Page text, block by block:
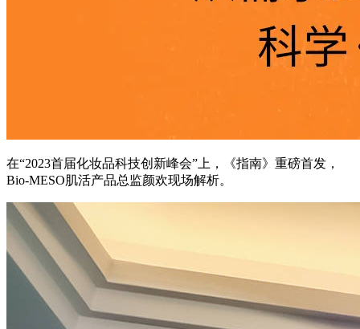
在“2023首届化妆品科技创新峰会”上，《指南》重磅首发，
Bio-MESO肌活产品总监颜欢现场解析。